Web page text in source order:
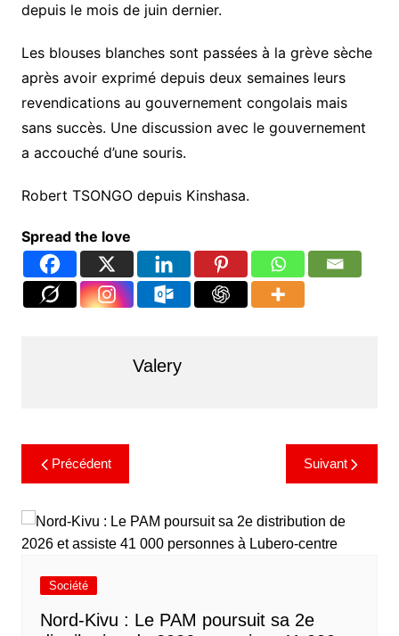
depuis le mois de juin dernier.
Les blouses blanches sont passées à la grève sèche
après avoir exprimé depuis deux semaines leurs
revendications au gouvernement congolais mais
sans succès. Une discussion avec le gouvernement
a accouché d’une souris.
Robert TSONGO depuis Kinshasa.
Spread the love
Valery
Précédent Suivant
Société
Nord-Kivu : Le PAM poursuit sa 2e